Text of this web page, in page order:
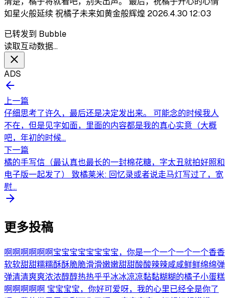
如星火般延续 祝橘子未来如黄金般辉煌 2026.4.30 12:03
已转发到 Bubble
读取互动数据…
ADS
上一篇
仔细思考了许久，最后还是决定发出来。 可能念的时候我人
不在，但是见字如面，里面的内容都是我的真心实意（大概
吧，年初的时候...
下一篇
橘的手写信（最认真也最长的一封棉花糖，字太丑就拍好照和
电子版一起发了） 致橘莱米: 回忆录或者说走马灯写过了，宽
慰...
更多投稿
啊啊啊啊啊啊宝宝宝宝宝宝宝宝，你是一个一个一个一个香香
软软甜甜糯糯酥酥脆脆滑滑嫩嫩甜甜酸酸辣辣咸咸鲜鲜绵绵弹
弹清清爽爽浓浓醇醇热热乎乎冰冰凉凉黏黏糊糊的橘子小蛋糕
啊啊啊啊啊 宝宝宝宝，你好可爱呀，我的心里已经全是你了